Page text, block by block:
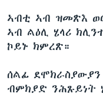
ኣብቲ ኣብ ዝመጽእ
ኣብ ልዕሊ ሄላሪ
ኮይኑ ክምረጽ።
ሰልፊ
ብምክያድ ንሕጹይነት